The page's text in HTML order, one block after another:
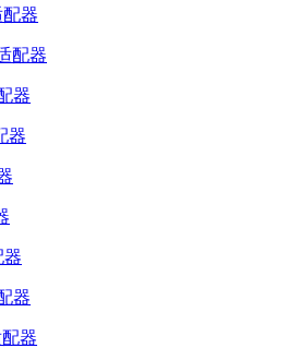
配器
配器
器
器
器
器
器